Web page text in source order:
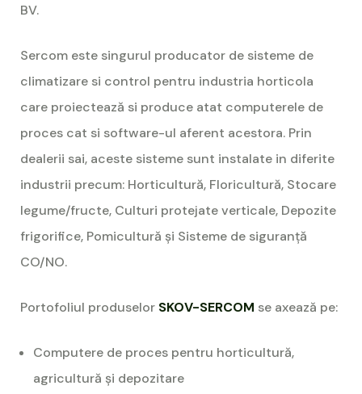
BV.
Sercom este singurul producator de sisteme de
climatizare si control pentru industria horticola
care proiectează si produce atat computerele de
proces cat si software-ul aferent acestora. Prin
dealerii sai, aceste sisteme sunt instalate in diferite
industrii precum: Horticultură, Floricultură, Stocare
legume/fructe, Culturi protejate verticale, Depozite
frigorifice, Pomicultură și Sisteme de siguranță
CO/NO.
Portofoliul produselor SKOV-SERCOM se axează pe:
Computere de proces pentru horticultură,
agricultură și depozitare